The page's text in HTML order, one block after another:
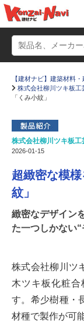
動画
かたなび
すまいリング
Q＆A
お気に入り
【建材ナビ】建築材料
株式会社柳川ツキ板工
「くみ小紋」
株式会社柳川ツキ板工
2026-01-15
超緻密な模
紋」
緻密なデザイン
た一つしかない“
株式会社柳川ツ
木ツキ板化粧
す。希少樹種・
材種で製作が可